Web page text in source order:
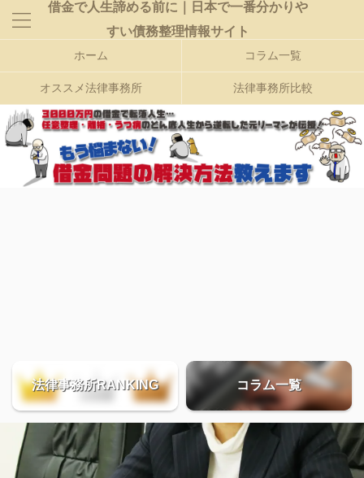
借金で人生諦める前に｜日本で一番分かりや
すい債務整理情報サイト
ホーム コラム一覧
オススメ法律事務所 法律事務所比較
法律事務所RANKING コラム一覧